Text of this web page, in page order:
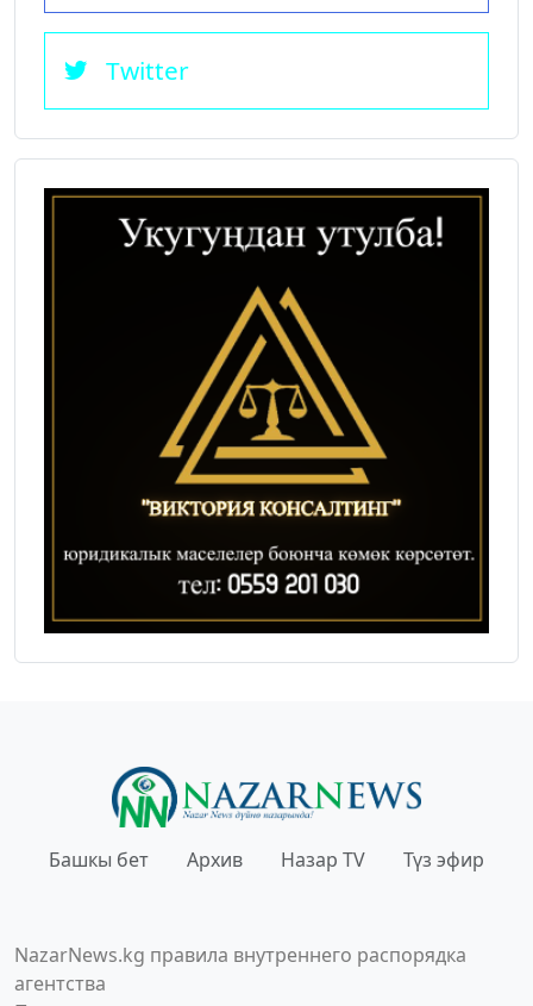
Twitter
Башкы бет Архив Назар TV Түз эфир
NazarNews.kg правила внутреннего распорядка
агентства